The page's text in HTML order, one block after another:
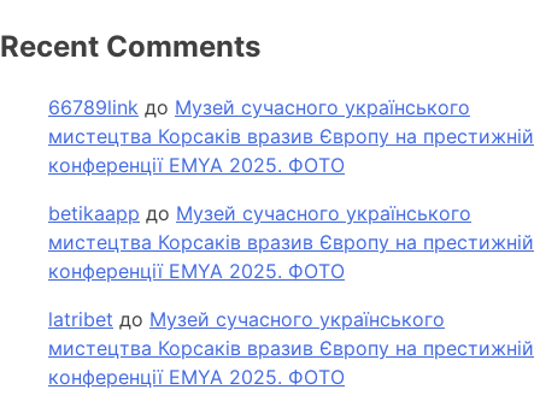
Recent Comments
66789link до Музей сучасного українського
мистецтва Корсаків вразив Європу на престижній
конференції EMYA 2025. ФОТО
betikaapp до Музей сучасного українського
мистецтва Корсаків вразив Європу на престижній
конференції EMYA 2025. ФОТО
latribet до Музей сучасного українського
мистецтва Корсаків вразив Європу на престижній
конференції EMYA 2025. ФОТО